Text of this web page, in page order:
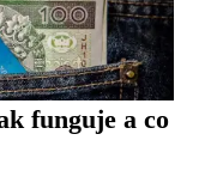
funguje a co